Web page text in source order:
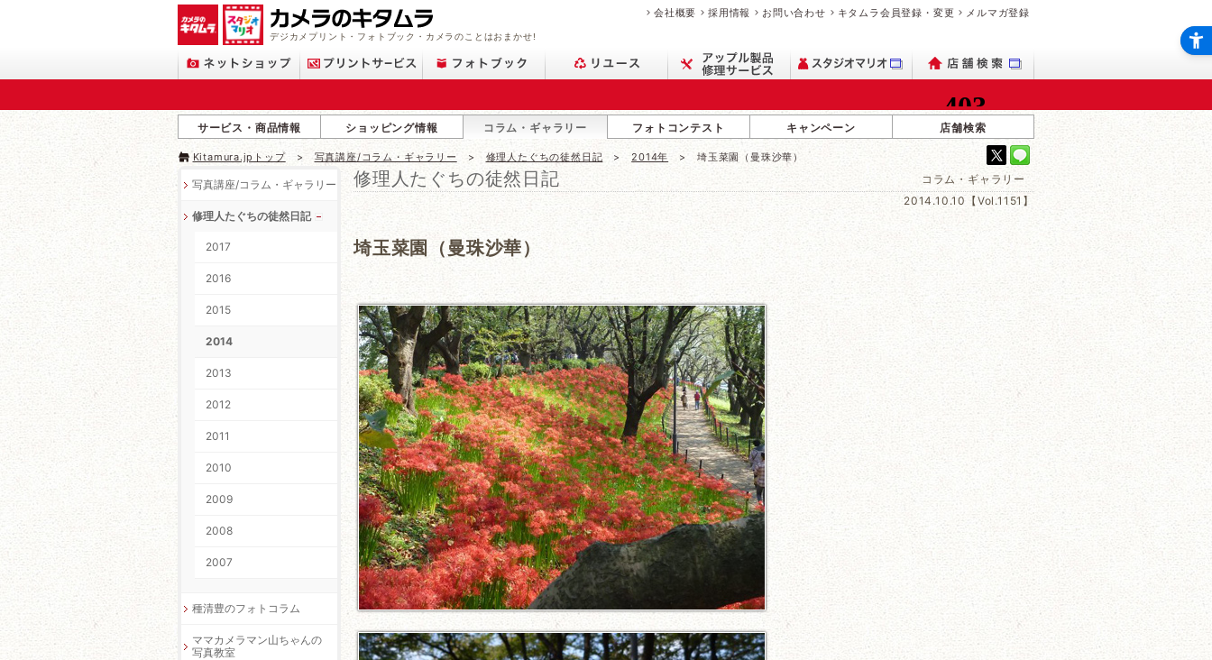
デジカメプリント・フォトブック・カメラのことはおまかせ!
会社概要 採用情報 お問い合わせ キタムラ会員登録・変更 メルマガ登録
サービス・商品情報 ショッピング情報 コラム・ギャラリー フォトコンテスト キャンペーン 店舗検索
Kitamura.jpトップ 写真講座/コラム・ギャラリー 修理人たぐちの徒然日記 2014年 埼玉菜園（曼珠沙華）
修理人たぐちの徒然日記
コラム・ギャラリー
2014.10.10【Vol.1151】
埼玉菜園（曼珠沙華）
写真講座/コラム・ギャラリー
修理人たぐちの徒然日記
2017
2016
2015
2014
2013
2012
2011
2010
2009
2008
2007
種清豊のフォトコラム
ママカメラマン山ちゃんの
写真教室